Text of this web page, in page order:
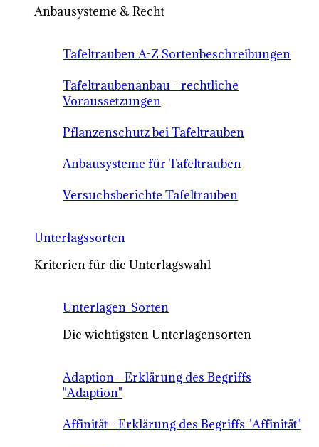
Anbausysteme & Recht
Tafeltrauben A-Z Sortenbeschreibungen
Tafeltraubenanbau - rechtliche
Voraussetzungen
Pflanzenschutz bei Tafeltrauben
Anbausysteme für Tafeltrauben
Versuchsberichte Tafeltrauben
Unterlagssorten
Kriterien für die Unterlagswahl
Unterlagen-Sorten
Die wichtigsten Unterlagensorten
Adaption - Erklärung des Begriffs
"Adaption"
Affinität - Erklärung des Begriffs "Affinität"